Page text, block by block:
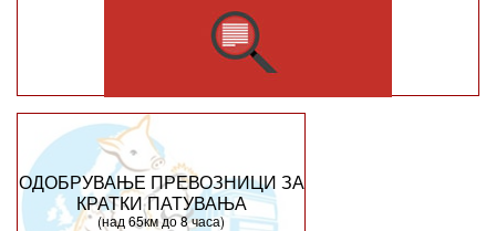
ОДОБРУВАЊЕ ПРЕВОЗНИЦИ ЗА
КРАТКИ ПАТУВАЊА
(над 65км до 8 часа)